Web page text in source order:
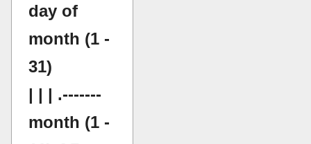
day of
month (1 -
31)
| | | .-------
month (1 -